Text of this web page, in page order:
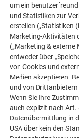
ZWISCHEN
um ein
und Statistiken zur
erstellen („Statistiken
Marketing-Aktivitäten
(„Marketing & externe
entweder über
von Cookies und
Medien akzeptieren.
und von Drittanbietern
Wenn Sie Ihre
auch explizit nach Art.
Datenübermittlung in
USA über kein den